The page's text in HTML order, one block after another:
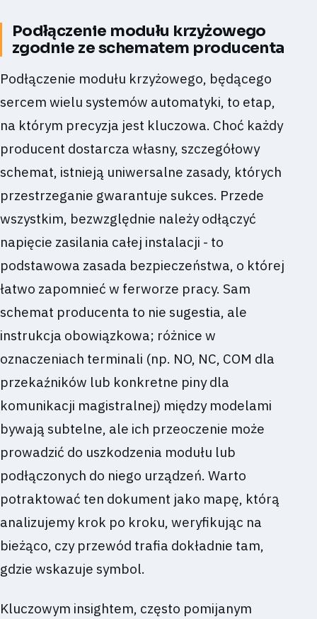
Podłączenie modułu krzyżowego
zgodnie ze schematem producenta
Podłączenie modułu krzyżowego, będącego
sercem wielu systemów automatyki, to etap,
na którym precyzja jest kluczowa. Choć każdy
producent dostarcza własny, szczegółowy
schemat, istnieją uniwersalne zasady, których
przestrzeganie gwarantuje sukces. Przede
wszystkim, bezwzględnie należy odłączyć
napięcie zasilania całej instalacji - to
podstawowa zasada bezpieczeństwa, o której
łatwo zapomnieć w ferworze pracy. Sam
schemat producenta to nie sugestia, ale
instrukcja obowiązkowa; różnice w
oznaczeniach terminali (np. NO, NC, COM dla
przekaźników lub konkretne piny dla
komunikacji magistralnej) między modelami
bywają subtelne, ale ich przeoczenie może
prowadzić do uszkodzenia modułu lub
podłączonych do niego urządzeń. Warto
potraktować ten dokument jako mapę, którą
analizujemy krok po kroku, weryfikując na
bieżąco, czy przewód trafia dokładnie tam,
gdzie wskazuje symbol.
Kluczowym insightem, często pomijanym